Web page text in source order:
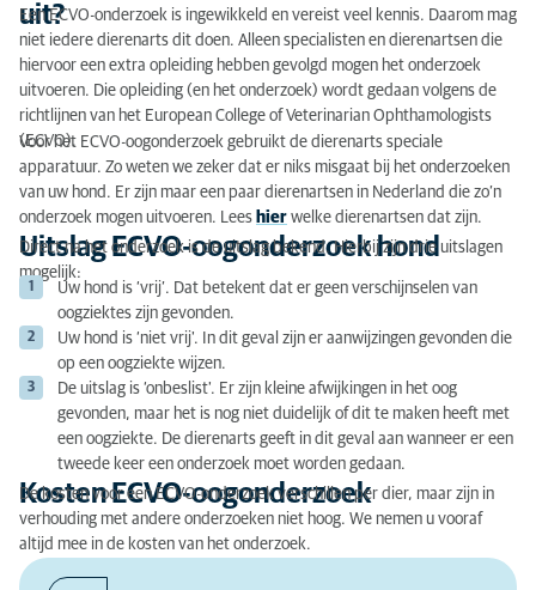
uit?
Een ECVO-onderzoek is ingewikkeld en vereist veel kennis. Daarom mag
niet iedere dierenarts dit doen. Alleen specialisten en dierenartsen die
hiervoor een extra opleiding hebben gevolgd mogen het onderzoek
uitvoeren. Die opleiding (en het onderzoek) wordt gedaan volgens de
richtlijnen van het European College of Veterinarian Ophthamologists
(ECVO).
Voor het ECVO-oogonderzoek gebruikt de dierenarts speciale
apparatuur. Zo weten we zeker dat er niks misgaat bij het onderzoeken
van uw hond. Er zijn maar een paar dierenartsen in Nederland die zo’n
onderzoek mogen uitvoeren. Lees hier welke dierenartsen dat zijn.
Uitslag ECVO-oogonderzoek hond
Direct na het onderzoek is de uitslag bekend. Hierbij zijn drie uitslagen
mogelijk:
Uw hond is ‘vrij’. Dat betekent dat er geen verschijnselen van
oogziektes zijn gevonden.
Uw hond is ‘niet vrij'. In dit geval zijn er aanwijzingen gevonden die
op een oogziekte wijzen.
De uitslag is ‘onbeslist'. Er zijn kleine afwijkingen in het oog
gevonden, maar het is nog niet duidelijk of dit te maken heeft met
een oogziekte. De dierenarts geeft in dit geval aan wanneer er een
tweede keer een onderzoek moet worden gedaan.
Kosten ECVO-oogonderzoek
De kosten voor een ECVO-onderzoek verschillen per dier, maar zijn in
verhouding met andere onderzoeken niet hoog. We nemen u vooraf
altijd mee in de kosten van het onderzoek.